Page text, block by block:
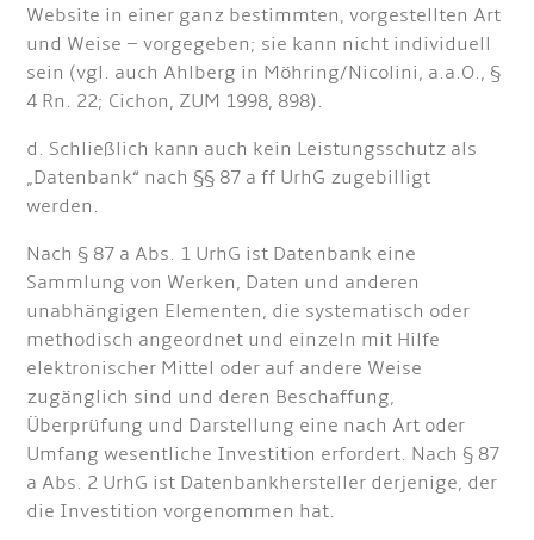
Website in einer ganz bestimmten, vorgestellten Art
und Weise – vorgegeben; sie kann nicht individuell
sein (vgl. auch Ahlberg in Möhring/Nicolini, a.a.O., §
4 Rn. 22; Cichon, ZUM 1998, 898).
d. Schließlich kann auch kein Leistungsschutz als
„Datenbank“ nach §§ 87 a ff UrhG zugebilligt
werden.
Nach § 87 a Abs. 1 UrhG ist Datenbank eine
Sammlung von Werken, Daten und anderen
unabhängigen Elementen, die systematisch oder
methodisch angeordnet und einzeln mit Hilfe
elektronischer Mittel oder auf andere Weise
zugänglich sind und deren Beschaffung,
Überprüfung und Darstellung eine nach Art oder
Umfang wesentliche Investition erfordert. Nach § 87
a Abs. 2 UrhG ist Datenbankhersteller derjenige, der
die Investition vorgenommen hat.